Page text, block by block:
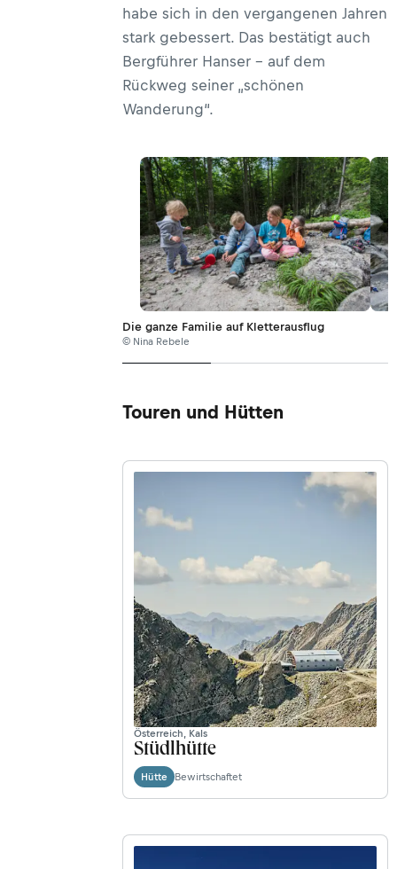
habe sich in den vergangenen Jahren
stark gebessert. Das bestätigt auch
Bergführer Hanser – auf dem
Rückweg seiner „schönen
Wanderung“.
Die ganze Familie auf Kletterausflug
© Nina Rebele
Touren und Hütten
Österreich, Kals
Stüdlhütte
Hütte Bewirtschaftet